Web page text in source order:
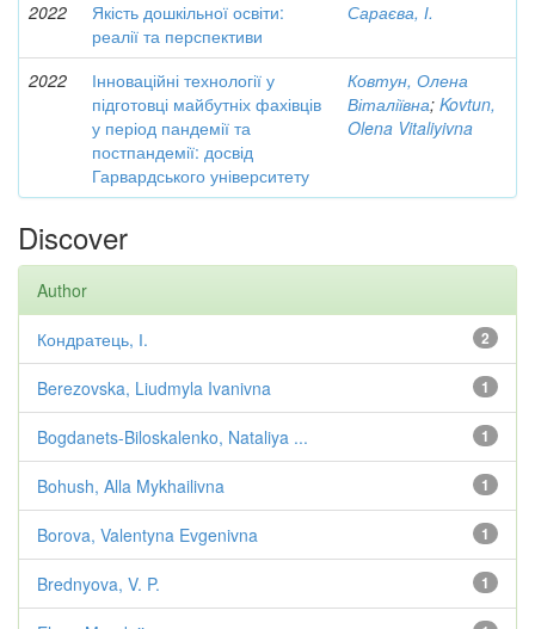
2022
Якість дошкільної освіти:
реалії та перспективи
Сараєва, І.
2022
Інноваційні технології у
підготовці майбутніх фахівців
у період пандемії та
постпандемії: досвід
Гарвардського університету
Ковтун, Олена
Віталіївна; Kovtun,
Olena Vitaliyivna
Discover
Author
2
Кондратець, І.
1
Berezovska, Liudmyla Ivanivna
1
Bogdanets-Biloskalenko, Nataliya ...
1
Bohush, Alla Mykhailivna
1
Borova, Valentyna Evgenivna
1
Brednyova, V. P.